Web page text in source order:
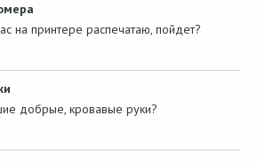
на принтере распечатаю, пойдет?
добрые, кровавые руки?